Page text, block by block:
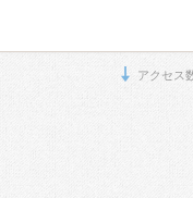
アクセス